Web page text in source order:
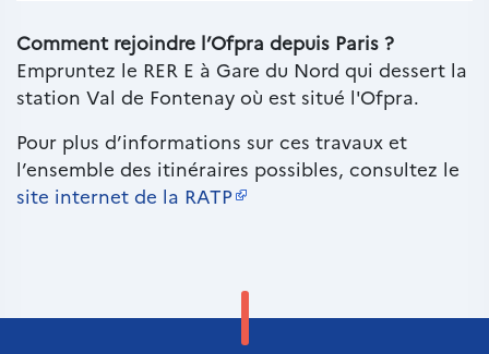
Paragraphes
Texte
riche
Comment rejoindre l’Ofpra depuis Paris ?
Empruntez le RER E à Gare du Nord qui dessert la
station Val de Fontenay où est situé l'Ofpra.
Pour plus d’informations sur ces travaux et
l’ensemble des itinéraires possibles, consultez le
site internet de la RATP